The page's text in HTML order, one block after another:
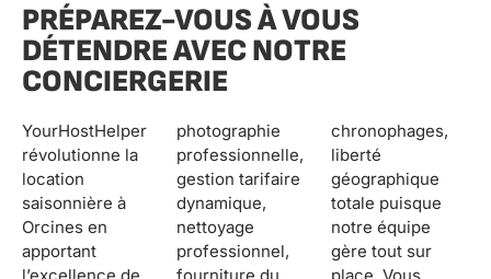
PRÉPAREZ-VOUS À VOUS
DÉTENDRE AVEC NOTRE
CONCIERGERIE
YourHostHelper
révolutionne la
location
saisonnière à
Orcines en
apportant
photographie
professionnelle,
gestion tarifaire
dynamique,
nettoyage
professionnel,
chronophages,
liberté
géographique
totale puisque
notre équipe
gère tout sur